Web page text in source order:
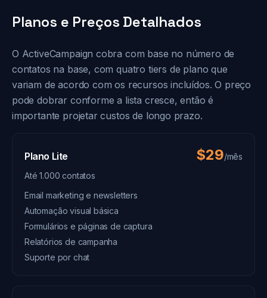
Planos e Preços Detalhados
O ActiveCampaign cobra com base no número de
contatos na base, com quatro tiers de plano que
variam de acordo com os recursos incluídos. O preço
pode dobrar conforme a lista cresce, então é
importante projetar custos de longo prazo.
Plano Lite $29/mês
Até 1.000 contatos
Email marketing e newsletters
Automação visual básica
Formulários e páginas de captura
Relatórios de campanha
Suporte por chat